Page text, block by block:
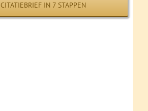
IN 7 STAPPEN